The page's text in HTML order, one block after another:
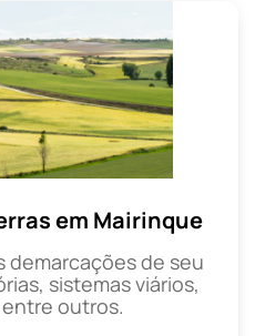
em Mairinque
demarcações de seu
sistemas viários,
outros.